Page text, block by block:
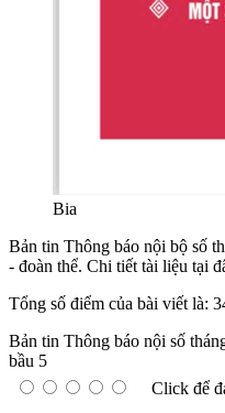
Bia
Bản tin Thông báo nội bộ số
- đoàn thể. Chi tiết tài liệu tại
Tổng số điểm của bài viết là:
Bản tin Thông báo nội số
bầu 5
Click để